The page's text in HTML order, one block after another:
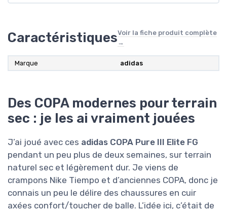
CaractéristiquesVoir la fiche produit complète
→
Marque adidas
Des COPA modernes pour terrain
sec : je les ai vraiment jouées
J’ai joué avec ces adidas COPA Pure III Elite FG
pendant un peu plus de deux semaines, sur terrain
naturel sec et légèrement dur. Je viens de
crampons Nike Tiempo et d’anciennes COPA, donc je
connais un peu le délire des chaussures en cuir
axées confort/toucher de balle. L’idée ici, c’était de